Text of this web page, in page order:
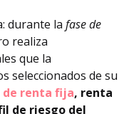
durante la fase de
realiza
que la
seleccionados de su
de renta fija, renta
de riesgo del